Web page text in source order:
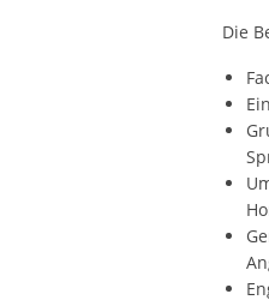
Die